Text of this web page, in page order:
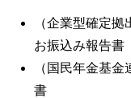
（企業型確定
お振込み報告書
（国民年金基
書